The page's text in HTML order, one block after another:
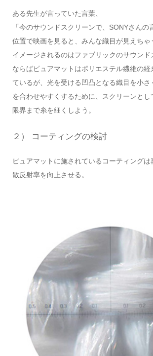
ある先生が言っていた言葉、
「今のサウンドスクリーンで、SONYさんの
位置で映画を見ると、みんな織目が見えちゃ
イメージされるのはファブリックのサウンド
ならばピュアマットはポリエステル繊維の経
ているが、光を受ける凹凸となる織目を小さ
を合わせやすくするために、スクリーンとし
限界まで糸を細くしよう。
２） コーティングの検討
ピュアマットに施されているコーティング
散反射率を向上させる。